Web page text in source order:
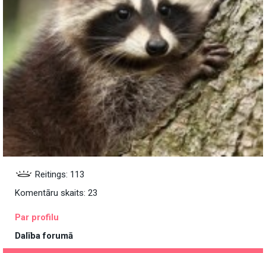
Reitings: 113
Komentāru skaits: 23
Par profilu
Dalība forumā